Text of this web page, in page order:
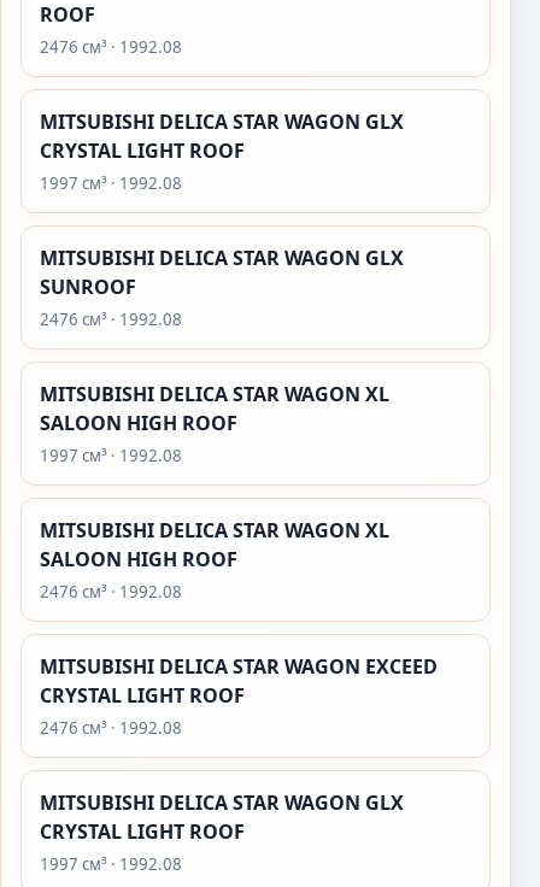
ROOF
2476 см³ · 1992.08
MITSUBISHI DELICA STAR WAGON GLX
CRYSTAL LIGHT ROOF
1997 см³ · 1992.08
MITSUBISHI DELICA STAR WAGON GLX
SUNROOF
2476 см³ · 1992.08
MITSUBISHI DELICA STAR WAGON XL
SALOON HIGH ROOF
1997 см³ · 1992.08
MITSUBISHI DELICA STAR WAGON XL
SALOON HIGH ROOF
2476 см³ · 1992.08
MITSUBISHI DELICA STAR WAGON EXCEED
CRYSTAL LIGHT ROOF
2476 см³ · 1992.08
MITSUBISHI DELICA STAR WAGON GLX
CRYSTAL LIGHT ROOF
1997 см³ · 1992.08